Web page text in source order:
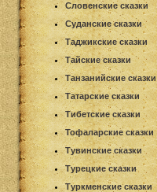
Словенские сказки
Суданские сказки
Таджикские сказки
Тайские сказки
Танзанийские сказки
Татарские сказки
Тибетские сказки
Тофаларские сказки
Тувинские сказки
Турецкие сказки
Туркменские сказки